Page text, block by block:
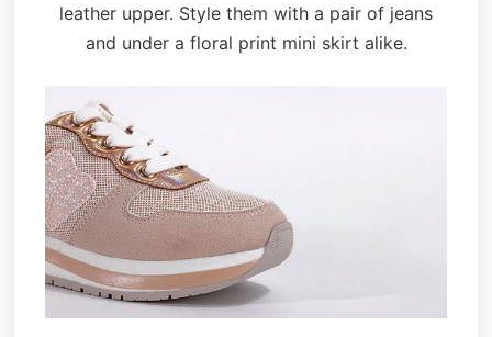
leather upper. Style them with a pair of jeans
and under a floral print mini skirt alike.